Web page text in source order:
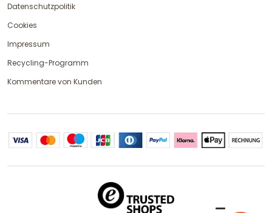
Datenschutzpolitik
Cookies
Impressum
Recycling-Programm
Kommentare von Kunden